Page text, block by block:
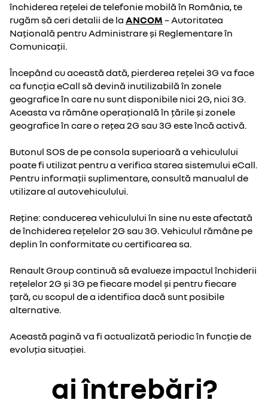
închiderea rețelei de telefonie mobilă în România, te
rugăm să ceri detalii de la ANCOM – Autoritatea
Națională pentru Administrare și Reglementare în
Comunicații.
Începând cu această dată, pierderea rețelei 3G va face
ca funcția eCall să devină inutilizabilă în zonele
geografice în care nu sunt disponibile nici 2G, nici 3G.
Aceasta va rămâne operațională în țările și zonele
geografice în care o rețea 2G sau 3G este încă activă.
Butonul SOS de pe consola superioară a vehiculului
poate fi utilizat pentru a verifica starea sistemului eCall.
Pentru informații suplimentare, consultă manualul de
utilizare al autovehiculului.
Reține: conducerea vehiculului în sine nu este afectată
de închiderea rețelelor 2G sau 3G. Vehiculul rămâne pe
deplin în conformitate cu certificarea sa.
Renault Group continuă să evalueze impactul închiderii
rețelelor 2G și 3G pe fiecare model și pentru fiecare
țară, cu scopul de a identifica dacă sunt posibile
alternative.
Această pagină va fi actualizată periodic în funcție de
evoluția situației.
ai întrebări?